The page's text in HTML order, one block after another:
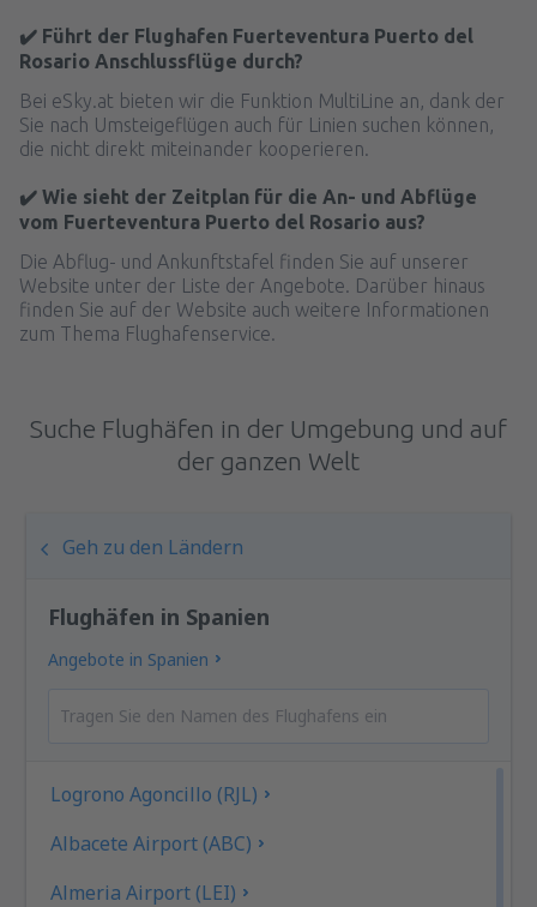
✔️ Führt der Flughafen Fuerteventura Puerto del
Rosario Anschlussflüge durch?
Bei eSky.at bieten wir die Funktion MultiLine an, dank der
Sie nach Umsteigeflügen auch für Linien suchen können,
die nicht direkt miteinander kooperieren.
✔️ Wie sieht der Zeitplan für die An- und Abflüge
vom Fuerteventura Puerto del Rosario aus?
Die Abflug- und Ankunftstafel finden Sie auf unserer
Website unter der Liste der Angebote. Darüber hinaus
finden Sie auf der Website auch weitere Informationen
zum Thema Flughafenservice.
Suche Flughäfen in der Umgebung und auf
der ganzen Welt
Geh zu den Ländern
Flughäfen in Spanien
Angebote in Spanien
Logrono Agoncillo (RJL)
Albacete Airport (ABC)
Almeria Airport (LEI)